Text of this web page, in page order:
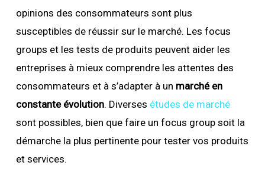
opinions des consommateurs sont plus
susceptibles de réussir sur le marché. Les focus
groups et les tests de produits peuvent aider les
entreprises à mieux comprendre les attentes des
consommateurs et à s’adapter à un marché en
constante évolution. Diverses études de marché
sont possibles, bien que faire un focus group soit la
démarche la plus pertinente pour tester vos produits
et services.